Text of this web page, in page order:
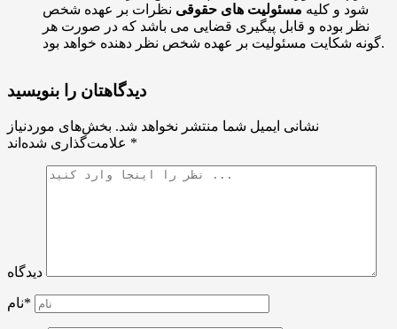
شود و کلیه مسئولیت های حقوقی نظرات بر عهده شخص
نظر بوده و قابل پیگیری قضایی می باشد که در صورت هر
گونه شکایت مسئولیت بر عهده شخص نظر دهنده خواهد بود.
دیدگاهتان را بنویسید
نشانی ایمیل شما منتشر نخواهد شد. بخش‌های موردنیاز
*
دیدگاه
نام*